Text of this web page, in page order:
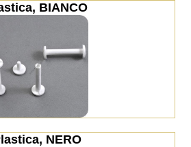
BIANCO
NERO